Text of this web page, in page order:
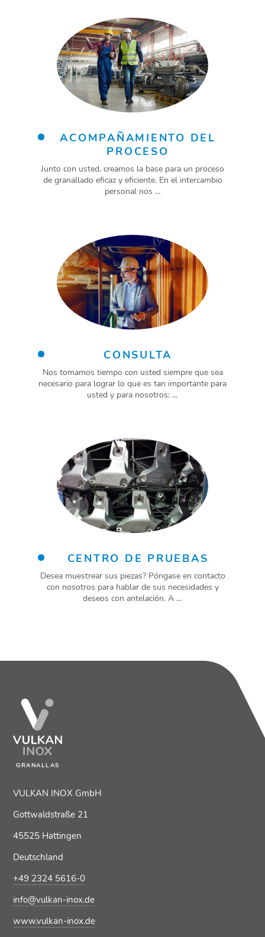
ACOMPAÑAMIENTO DEL
PROCESO
Junto con usted, creamos la base para un proceso
de granallado eficaz y eficiente. En el intercambio
personal nos …
CONSULTA
Nos tomamos tiempo con usted siempre que sea
necesario para lograr lo que es tan importante para
usted y para nosotros: …
CENTRO DE PRUEBAS
Desea muestrear sus piezas? Póngase en contacto
con nosotros para hablar de sus necesidades y
deseos con antelación. A …
GRANALLAS
VULKAN INOX GmbH
Gottwaldstraße 21
45525 Hattingen
Deutschland
+49 2324 5616-0
info@vulkan-inox.de
www.vulkan-inox.de